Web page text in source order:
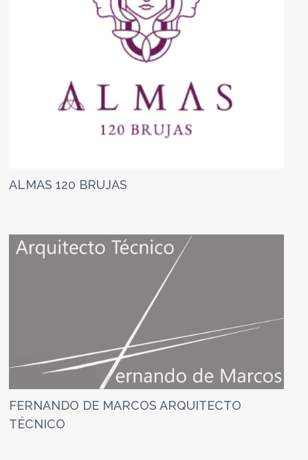
ALMAS 120 BRUJAS
FERNANDO DE MARCOS ARQUITECTO
TÉCNICO